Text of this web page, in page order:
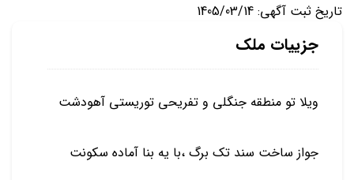
تاریخ ثبت آگهی: 1405/03/14
جزییات ملک
ویلا تو منطقه جنگلی ‌و تفریحی توریستی آهودشت
جواز ساخت سند تک برگ ،با یه بنا آماده سکونت